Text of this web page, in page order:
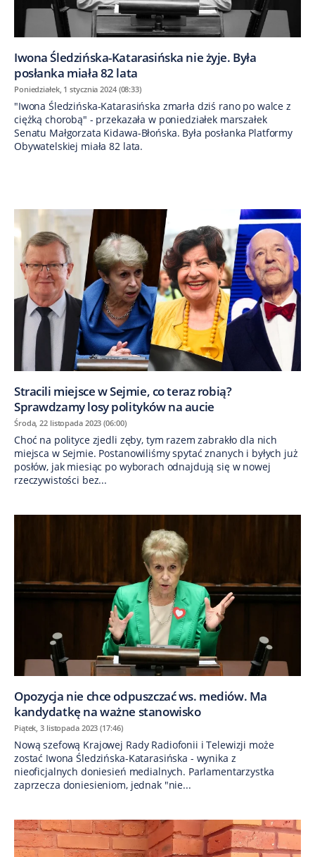
Iwona Śledzińska-Katarasińska nie żyje. Była
posłanka miała 82 lata
Poniedziałek, 1 stycznia 2024 (08:33)
"Iwona Śledzińska-Katarasińska zmarła dziś rano po walce z
ciężką chorobą" - przekazała w poniedziałek marszałek
Senatu Małgorzata Kidawa-Błońska. Była posłanka Platformy
Obywatelskiej miała 82 lata.
Stracili miejsce w Sejmie, co teraz robią?
Sprawdzamy losy polityków na aucie
Środa, 22 listopada 2023 (06:00)
Choć na polityce zjedli zęby, tym razem zabrakło dla nich
miejsca w Sejmie. Postanowiliśmy spytać znanych i byłych już
posłów, jak miesiąc po wyborach odnajdują się w nowej
rzeczywistości bez...
Opozycja nie chce odpuszczać ws. mediów. Ma
kandydatkę na ważne stanowisko
Piątek, 3 listopada 2023 (17:46)
Nową szefową Krajowej Rady Radiofonii i Telewizji może
zostać Iwona Śledzińska-Katarasińska - wynika z
nieoficjalnych doniesień medialnych. Parlamentarzystka
zaprzecza doniesieniom, jednak "nie...